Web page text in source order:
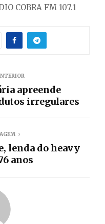
COBRA FM 107.1
apreende
irregulares
lenda do heavy
anos